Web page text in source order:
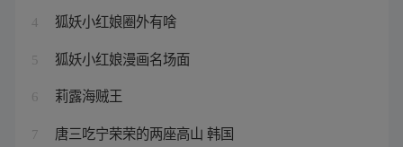
4 狐妖小红娘圈外有啥
5 狐妖小红娘漫画名场面
6 莉露海贼王
7 唐三吃宁荣荣的两座高山 韩国